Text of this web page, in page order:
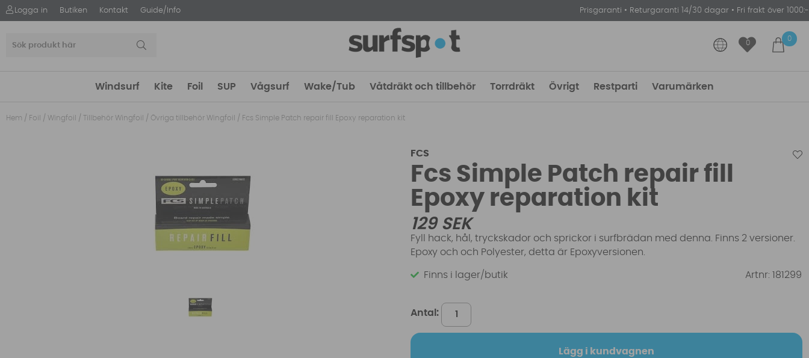
Logga in Butiken Kontakt Guide/Info Prisgaranti • Returgaranti 14/30 dagar • Fri frakt över 1000:-
0
0
Windsurf Kite Foil SUP Vågsurf Wake/Tub Våtdräkt och tillbehör Torrdräkt Övrigt Restparti Varumärken
Hem / Foil / Wingfoil / Tillbehör Wingfoil / Övriga tillbehör Wingfoil / Fcs Simple Patch repair fill Epoxy reparation kit
FCS
Fcs Simple Patch repair fill
Epoxy reparation kit
129SEK
Fyll hack, hål, tryckskador och sprickor i surfbrädan med denna. Finns 2 versioner.
Epoxy och och Polyester, detta är Epoxyversionen.
Finns i lager/butik Artnr:181299
Antal:
Lägg i kundvagnen